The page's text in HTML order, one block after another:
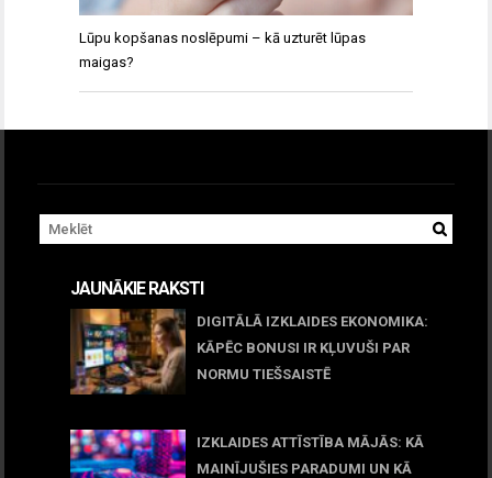
Lūpu kopšanas noslēpumi – kā uzturēt lūpas
maigas?
JAUNĀKIE RAKSTI
DIGITĀLĀ IZKLAIDES EKONOMIKA:
KĀPĒC BONUSI IR KĻUVUŠI PAR
NORMU TIEŠSAISTĒ
IZKLAIDES ATTĪSTĪBA MĀJĀS: KĀ
MAINĪJUŠIES PARADUMI UN KĀ